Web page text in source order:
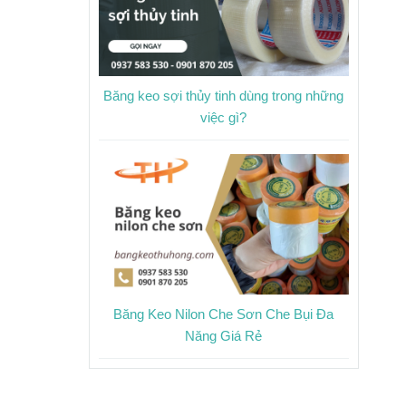
Băng keo sợi thủy tinh dùng trong những
việc gì?
Băng Keo Nilon Che Sơn Che Bụi Đa
Năng Giá Rẻ